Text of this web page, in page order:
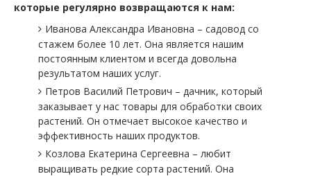
которые регулярно возвращаются к нам:
Иванова Александра Ивановна – садовод со
стажем более 10 лет. Она является нашим
постоянным клиентом и всегда довольна
результатом наших услуг.
Петров Василий Петрович – дачник, который
заказывает у нас товары для обработки своих
растений. Он отмечает высокое качество и
эффективность наших продуктов.
Козлова Екатерина Сергеевна – любит
выращивать редкие сорта растений. Она